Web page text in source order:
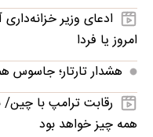
ادعای وزیر خزانه‌داری
امروز یا فردا
هشدار تارتار؛ جاسوس
رقابت ترامپ با
همه چیز خواهد بود